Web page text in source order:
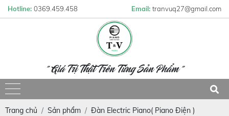
Hotline: 0369.459.458 Email: tranvuq27@gmail.com
" Giá Trị Thật Trên Từng Sản Phẩm "
Trang chủ Sản phẩm
Đàn Electric Piano( Piano Điện )